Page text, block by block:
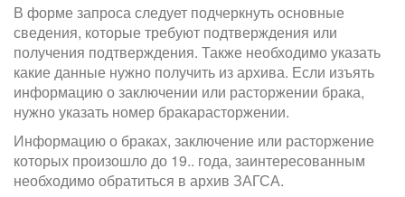
В форме запроса следует подчеркнуть основные
сведения, которые требуют подтверждения или
получения подтверждения. Также необходимо указать
какие данные нужно получить из архива. Если изъять
информацию о заключении или расторжении брака,
нужно указать номер бракарасторжении.
Информацию о браках, заключение или расторжение
которых произошло до 19.. года, заинтересованным
необходимо обратиться в архив ЗАГСА.